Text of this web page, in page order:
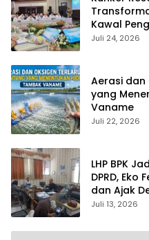
Kawal
Juli 24, 2026
Aerasi dan
yang
Vaname
Juli 22, 2026
LHP BPK
DPRD,
dan Ajak
Dokumen
Juli 13, 2026